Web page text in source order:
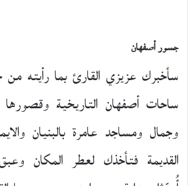
جسور أصفهان
سأخبرك عزيزي القارئ بما رأيته
ساحات أصفهان التاريخية
وجمال ومساجد عامرة بالبنيان
القديمة فتأخذك لعطر المكان